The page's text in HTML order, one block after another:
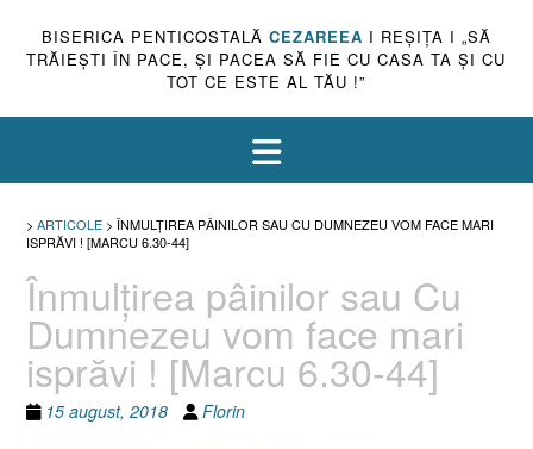
BISERICA PENTICOSTALĂ CEZAREEA I REŞIŢA I „SĂ
TRĂIEŞTI ÎN PACE, ŞI PACEA SĂ FIE CU CASA TA ŞI CU
TOT CE ESTE AL TĂU !”
> ARTICOLE > ÎNMULŢIREA PÂINILOR SAU CU DUMNEZEU VOM FACE MARI
ISPRĂVI ! [MARCU 6.30-44]
Înmulţirea pâinilor sau Cu
Dumnezeu vom face mari
isprăvi ! [Marcu 6.30-44]
15 august, 2018 Florin